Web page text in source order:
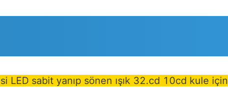
LED sabit yanıp sönen ışık 32.cd 10cd kule için